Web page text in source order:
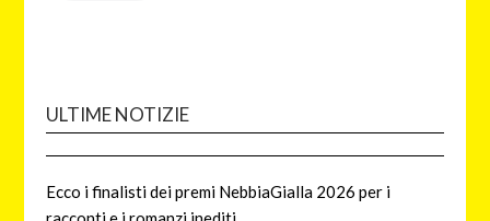
ULTIME NOTIZIE
Ecco i finalisti dei premi NebbiaGialla 2026 per i